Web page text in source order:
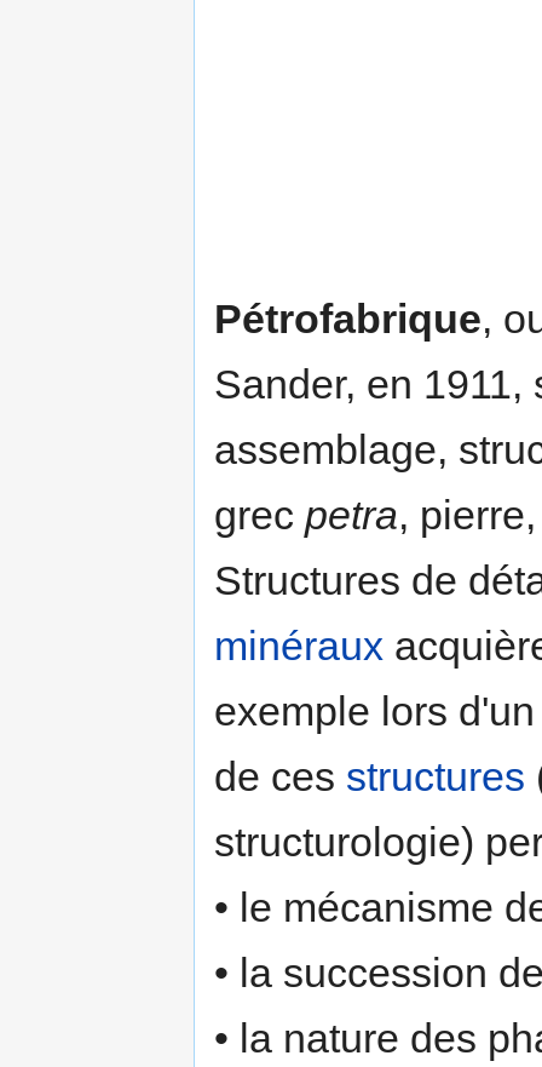
Pétrofabrique,
Sander, en
assemblage,
grec petra,
Structures de
minéraux
exemple lors
de ces structures
structurologie)
• le mécanisme
• la succession
• la nature des